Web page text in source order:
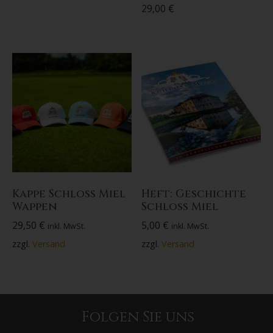
29,00 €
Kappe Schloss Miel
Wappen
29,50 € inkl. MwSt.
zzgl. Versand
Heft: Geschichte
Schloss Miel
5,00 € inkl. MwSt.
zzgl.Versand
Folgen Sie uns